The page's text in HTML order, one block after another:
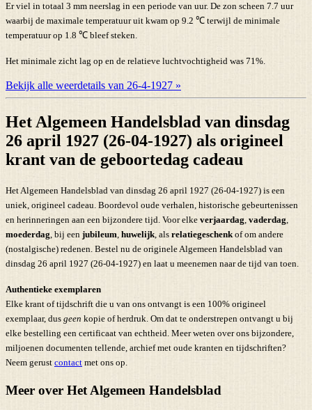
Er viel in totaal 3 mm neerslag in een periode van uur. De zon scheen 7.7 uur
waarbij de maximale temperatuur uit kwam op 9.2 ℃ terwijl de minimale
temperatuur op 1.8 ℃ bleef steken.
Het minimale zicht lag op en de relatieve luchtvochtigheid was 71%.
Bekijk alle weerdetails van 26-4-1927 »
Het Algemeen Handelsblad van dinsdag
26 april 1927 (26-04-1927) als origineel
krant van de geboortedag cadeau
Het Algemeen Handelsblad van dinsdag 26 april 1927 (26-04-1927) is een
uniek, origineel cadeau. Boordevol oude verhalen, historische gebeurtenissen
en herinneringen aan een bijzondere tijd. Voor elke verjaardag, vaderdag,
moederdag, bij een jubileum, huwelijk, als relatiegeschenkof om andere
(nostalgische) redenen. Bestel nu de originele Algemeen Handelsblad van
dinsdag 26 april 1927 (26-04-1927) en laat u meenemen naar de tijd van toen.
Authentieke exemplaren
Elke krant of tijdschrift die u van ons ontvangt is een 100% origineel
exemplaar, dus geen kopie of herdruk. Om dat te onderstrepen ontvangt u bij
elke bestelling een certificaat van echtheid. Meer weten over ons bijzondere,
miljoenen documenten tellende, archief met oude kranten en tijdschriften?
Neem gerust contact met ons op.
Meer over Het Algemeen Handelsblad